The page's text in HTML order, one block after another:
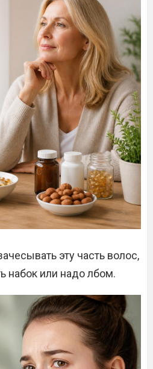
эту часть волос,
набок или надо лбом.